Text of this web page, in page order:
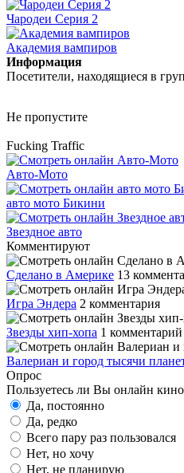
Чародеи Серия 2
Академия вампиров
Информация
Посетители, находящиеся в
Не пропустите
Fucking Traffic
Авто-Мото
авто мото Бикини
Звездное авто
Комментируют
Сделано в Америке 13
Игра Эндера 2 комментария
Звезды хип-хопа 1 комментарий
Валериан и город тысячи
Опрос
Пользуетесь ли Вы онлайн
Да, постоянно
Да, редко
Всего пару раз пользовался
Нет, но хочу
Нет, не планирую